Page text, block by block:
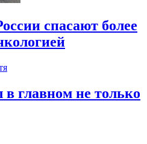
спасают более
в главном не только